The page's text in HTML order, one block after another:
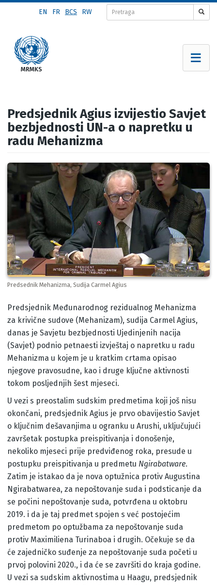
content
EN FR BCS RW
Predsjednik Agius izvijestio Savjet
bezbjednosti UN-a o napretku u
radu Mehanizma
Predsednik Mehanizma, Sudija Carmel Agius
Body
Predsjednik Međunarodnog rezidualnog Mehanizma
za krivične sudove (Mehanizam), sudija Carmel Agius,
danas je Savjetu bezbjednosti Ujedinjenih nacija
(Savjet) podnio petnaesti izvještaj o napretku u radu
Mehanizma u kojem je u kratkim crtama opisao
njegove pravosudne, kao i druge ključne aktivnosti
tokom posljednjih šest mjeseci.
U vezi s preostalim sudskim predmetima koji još nisu
okončani, predsjednik Agius je prvo obavijestio Savjet
o ključnim dešavanjima u ogranku u Arushi, uključujući
završetak postupka preispitivanja i donošenje,
nekoliko mjeseci prije predviđenog roka, presude u
postupku preispitivanja u predmetu Ngirabatware.
Zatim je istakao da je nova optužnica protiv Augustina
Ngirabatwarea, za nepoštovanje suda i podsticanje da
se počini nepoštovanje suda, potvrđena u oktobru
2019. i da je taj predmet spojen s već postojećim
predmetom po optužbama za nepoštovanje suda
protiv Maximiliena Turinaboa i drugih. Očekuje se da
će zajedničko suđenje za nepoštovanje suda početi u
prvoj polovini 2020., i da će se završiti do kraja godine.
U vezi sa sudskim aktivnostima u Haagu, predsjednik